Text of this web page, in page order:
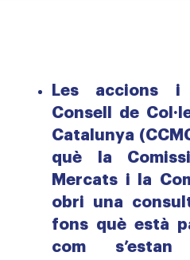
Les accions i
Consell de
Catalunya
què la
Mercats i la
obri una
fons què està
com